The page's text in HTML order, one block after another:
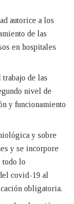
autorice a los
de las
en hospitales
de las
nivel de
y funcionamiento
y sobre
y se incorpore
todo lo
covid-19 al
obligatoria.